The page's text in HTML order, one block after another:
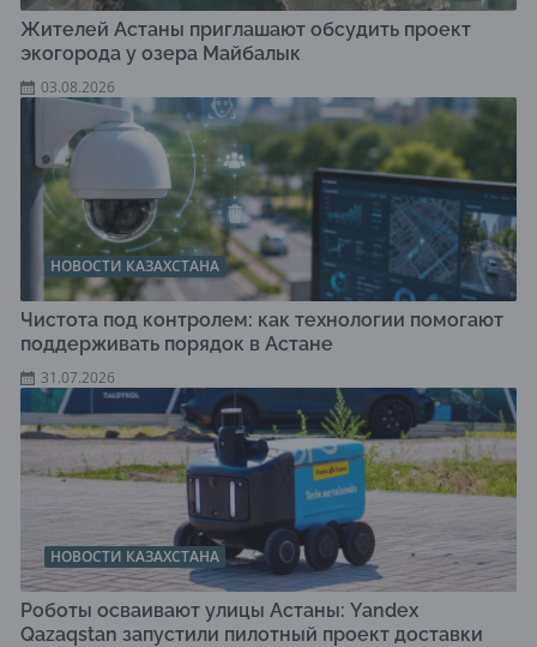
Жителей Астаны приглашают обсудить проект
экогорода у озера Майбалык
03.08.2026
НОВОСТИ КАЗАХСТАНА
Чистота под контролем: как технологии помогают
поддерживать порядок в Астане
31.07.2026
НОВОСТИ КАЗАХСТАНА
Роботы осваивают улицы Астаны: Yandex
Qazaqstan запустили пилотный проект доставки